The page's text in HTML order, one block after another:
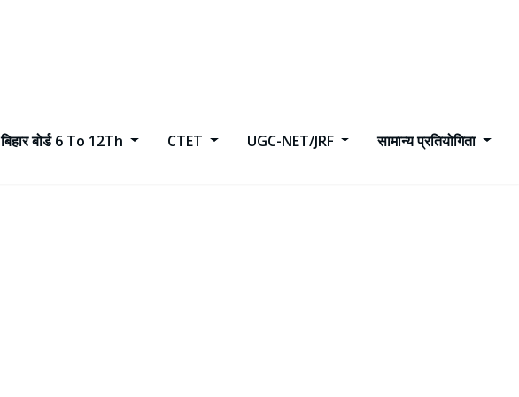
बिहार बोर्ड 6 To 12Th CTET UGC-NET/JRF सामान्य प्रतियोगिता